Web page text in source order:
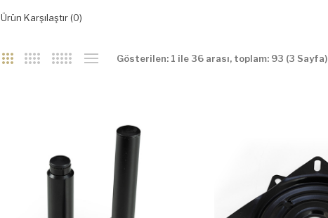
Ürün Karşılaştır (0)
Gösterilen: 1 ile 36 arası, toplam: 93 (3 Sayfa)